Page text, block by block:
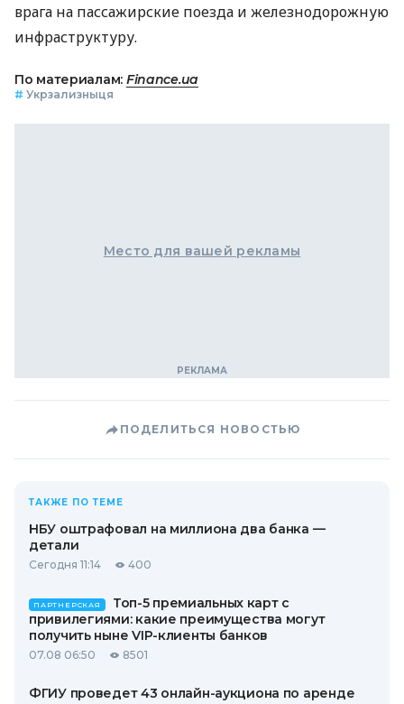
врага на пассажирские поезда и железнодорожную
инфраструктуру.
По материалам: Finance.ua
# Укрзализныця
Место для вашей рекламы
ПОДЕЛИТЬСЯ НОВОСТЬЮ
ТАКЖЕ ПО ТЕМЕ
НБУ оштрафовал на миллиона два банка —
детали
Сегодня 11:14 400
ПАРТНЕРСКАЯ
Топ-5 премиальных карт с
привилегиями: какие преимущества могут
получить ныне VIP-клиенты банков
07.08 06:50 8501
ФГИУ проведет 43 онлайн-аукциона по аренде